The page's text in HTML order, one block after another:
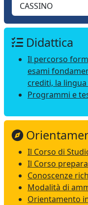
CASSINO
Didattica
Il percorso
esami
crediti, la
Programmi e
Il Corso di
Il Corso
Conoscenze
Modalità di
Orientamento